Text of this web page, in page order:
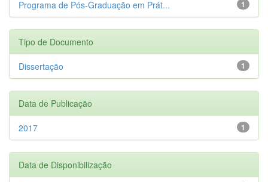
1
Programa de Pós-Graduação em Prát...
Tipo de Documento
1
Dissertação
Data de Publicação
1
2017
Data de Disponibilização